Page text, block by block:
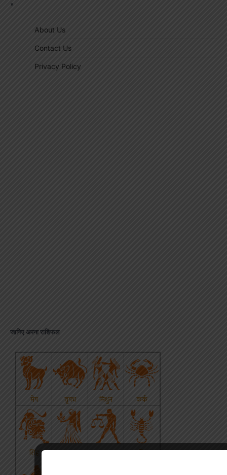
"
About Us
Contact Us
Privacy Policy
जानिए अपना राशिफल